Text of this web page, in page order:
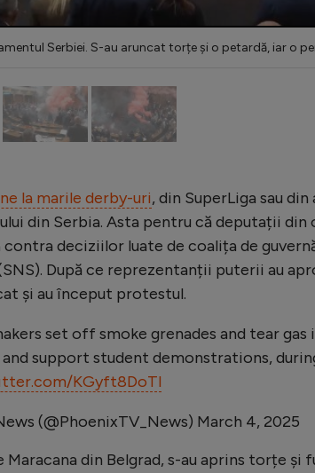
Serbiei. S-au aruncat torțe și o petardă, iar o
la marile derby-uri, din SuperLiga sau
din Serbia. Asta pentru că deputații din
deciziilor luate de coalița de
După ce reprezentanții puterii au
și au început protestul.
set off smoke grenades and tear
support student demonstrations,
KGyft8DoTl
(@PhoenixTV_News) March 4, 2025
Maracana din Belgrad, s-au aprins torțe și